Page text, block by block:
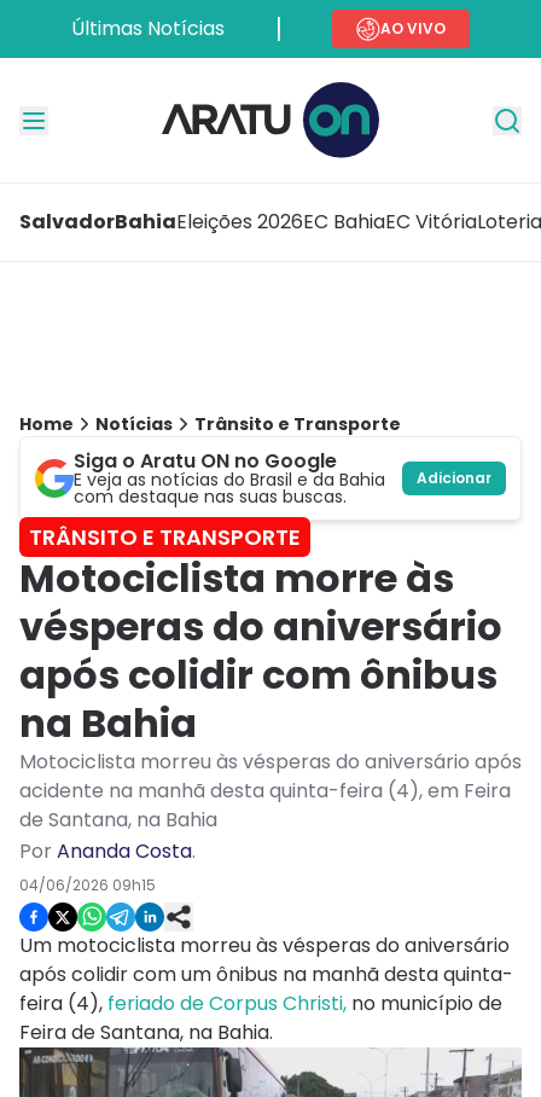
Últimas Notícias AO VIVO
SalvadorBahiaEleições 2026EC BahiaEC Vitória
Home Notícias Trânsito e Transporte
Siga o Aratu ON no Google
E veja as notícias do Brasil e da Bahia
com destaque nas suas buscas.
Adicionar
TRÂNSITO E TRANSPORTE
Motociclista morre às
vésperas do aniversário
após colidir com ônibus
na Bahia
Motociclista morreu às vésperas do aniversário após
acidente na manhã desta quinta-feira (4), em Feira
de Santana, na Bahia
PorAnanda Costa.
04/06/2026 09h15
Um motociclista morreu às vésperas do aniversário
após colidir com um ônibus na manhã desta quinta-
feira (4), feriado de Corpus Christi, no município de
Feira de Santana, na Bahia.